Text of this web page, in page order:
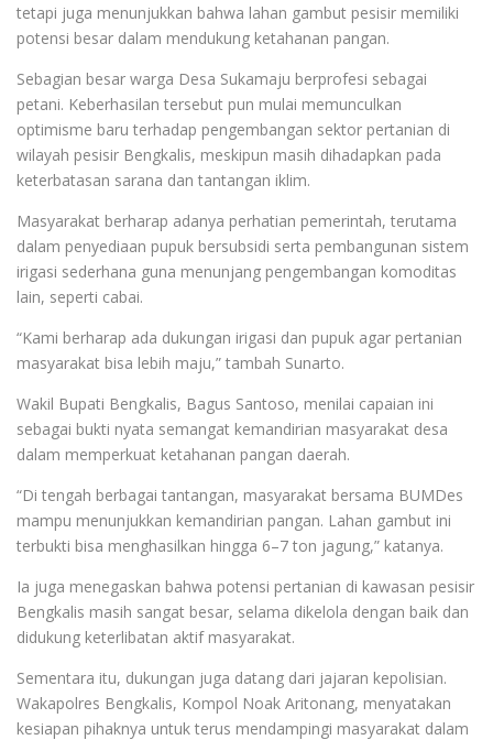
tetapi juga menunjukkan bahwa lahan gambut pesisir memiliki
potensi besar dalam mendukung ketahanan pangan.
Sebagian besar warga Desa Sukamaju berprofesi sebagai
petani. Keberhasilan tersebut pun mulai memunculkan
optimisme baru terhadap pengembangan sektor pertanian di
wilayah pesisir Bengkalis, meskipun masih dihadapkan pada
keterbatasan sarana dan tantangan iklim.
Masyarakat berharap adanya perhatian pemerintah, terutama
dalam penyediaan pupuk bersubsidi serta pembangunan sistem
irigasi sederhana guna menunjang pengembangan komoditas
lain, seperti cabai.
“Kami berharap ada dukungan irigasi dan pupuk agar pertanian
masyarakat bisa lebih maju,” tambah Sunarto.
Wakil Bupati Bengkalis, Bagus Santoso, menilai capaian ini
sebagai bukti nyata semangat kemandirian masyarakat desa
dalam memperkuat ketahanan pangan daerah.
“Di tengah berbagai tantangan, masyarakat bersama BUMDes
mampu menunjukkan kemandirian pangan. Lahan gambut ini
terbukti bisa menghasilkan hingga 6–7 ton jagung,” katanya.
Ia juga menegaskan bahwa potensi pertanian di kawasan pesisir
Bengkalis masih sangat besar, selama dikelola dengan baik dan
didukung keterlibatan aktif masyarakat.
Sementara itu, dukungan juga datang dari jajaran kepolisian.
Wakapolres Bengkalis, Kompol Noak Aritonang, menyatakan
kesiapan pihaknya untuk terus mendampingi masyarakat dalam